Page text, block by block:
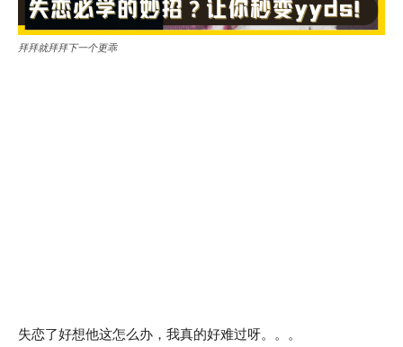
拜拜就拜拜下一个更乖
失恋了好想他这怎么办，我真的好难过呀。。。